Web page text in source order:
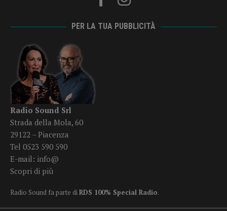
PER LA TUA PUBBLICITÀ
Radio Sound Srl
Strada della Mola, 60
29122 – Piacenza
Tel 0523 590 590
E-mail: info@
Scopri di più
Radio Sound fa parte diRDS 100% Special Radio.